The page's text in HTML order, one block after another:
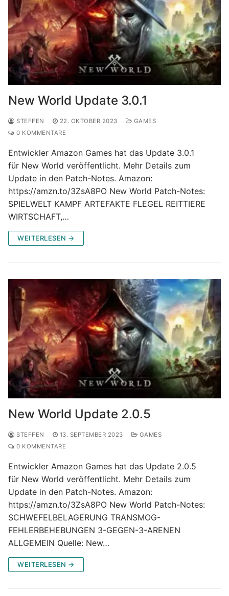
New World Update 3.0.1
STEFFEN 22. OKTOBER 2023
GAMES
0 KOMMENTARE
Entwickler Amazon Games hat das Update 3.0.1
für New World veröffentlicht. Mehr Details zum
Update in den Patch-Notes. Amazon:
https://amzn.to/3ZsA8PO New World Patch-Notes:
SPIELWELT KAMPF ARTEFAKTE FLEGEL REITTIERE
WIRTSCHAFT,…
WEITERLESEN →
New World Update 2.0.5
STEFFEN 13. SEPTEMBER 2023
GAMES
0 KOMMENTARE
Entwickler Amazon Games hat das Update 2.0.5
für New World veröffentlicht. Mehr Details zum
Update in den Patch-Notes. Amazon:
https://amzn.to/3ZsA8PO New World Patch-Notes:
SCHWEFELBELAGERUNG TRANSMOG-
FEHLERBEHEBUNGEN 3-GEGEN-3-ARENEN
ALLGEMEIN Quelle: New…
WEITERLESEN →